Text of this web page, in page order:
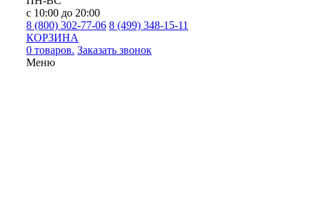
с 10:00 до 20:00
8 (800) 302-77-06 8 (499) 348-15-11
КОРЗИНА
0 товаров. Заказать звонок
Меню